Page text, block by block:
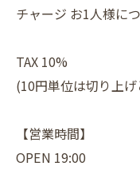
チャージ お1人様に
TAX 10%
(10円単位は切り上
【営業時間】
OPEN 19:00